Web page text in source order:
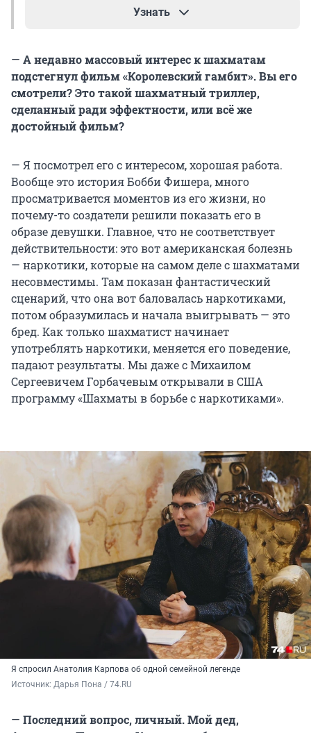
Узнать
Виктор Корчной в 1976 году отказался
возвращаться в Союз из Голландии и поселился
в Швейцарии. Поэтому матчи 1978 года и 1981
года против чемпиона мира Анатолия Карпова
несли сильный политический подтекст: СССР
сильнее невозвращенца. Так и получилось:
Карпов выиграл оба турнира, хотя в 1978 году
схватка с Корчным на Филиппинах была
тяжелой и решилась в последней партии: этому
посвящен фильм «Чемпион мира».
— А недавно массовый интерес к шахматам
подстегнул фильм «Королевский гамбит». Вы его
смотрели? Это такой шахматный триллер,
сделанный ради эффектности, или всё же
достойный фильм?
— Я посмотрел его с интересом, хорошая работа.
Вообще это история Бобби Фишера, много
просматривается моментов из его жизни, но
почему-то создатели решили показать его в
образе девушки. Главное, что не соответствует
действительности: это вот американская болезнь
— наркотики, которые на самом деле с шахматами
несовместимы. Там показан фантастический
сценарий, что она вот баловалась наркотиками,
потом образумилась и начала выигрывать — это
бред. Как только шахматист начинает
употреблять наркотики, меняется его поведение,
падают результаты. Мы даже с Михаилом
Сергеевичем Горбачевым открывали в США
программу «Шахматы в борьбе с наркотиками».
Я спросил Анатолия Карпова об одной семейной легенде
Источник: Дарья Пона / 74.RU
— Последний вопрос, личный. Мой дед,